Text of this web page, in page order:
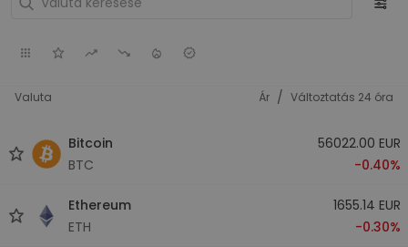
Valuta Ár / Változtatás 24 óra
Bitcoin
BTC
56022.00 EUR
-0.40%
Ethereum
ETH
1655.14 EUR
-0.30%